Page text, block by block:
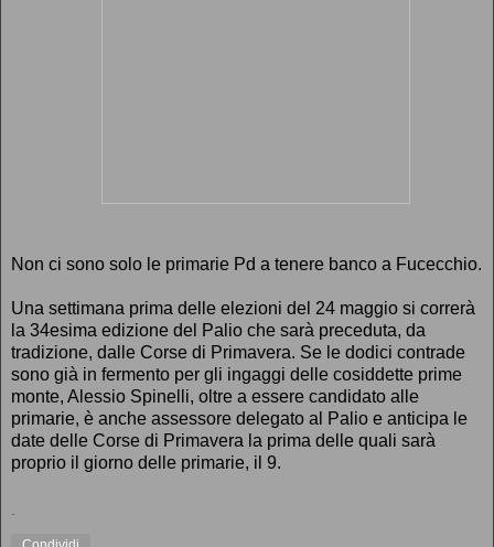
Non ci sono solo le primarie Pd a tenere banco a Fucecchio.
Una settimana prima delle elezioni del 24 maggio si correrà
la 34esima edizione del Palio che sarà preceduta, da
tradizione, dalle Corse di Primavera. Se le dodici contrade
sono già in fermento per gli ingaggi delle cosiddette prime
monte, Alessio Spinelli, oltre a essere candidato alle
primarie, è anche assessore delegato al Palio e anticipa le
date delle Corse di Primavera la prima delle quali sarà
proprio il giorno delle primarie, il 9.
.